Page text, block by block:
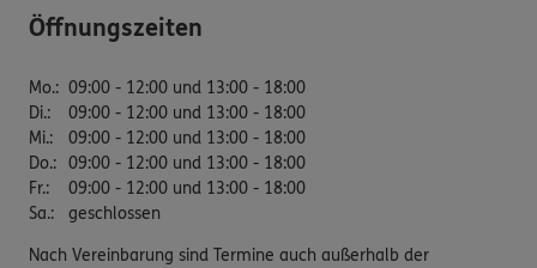
Öffnungszeiten
Mo.: 09:00 - 12:00 und 13:00 - 18:00
Di.:
09:00 - 12:00 und 13:00 - 18:00
Mi.:
09:00 - 12:00 und 13:00 - 18:00
Do.: 09:00 - 12:00 und 13:00 - 18:00
Fr.:
09:00 - 12:00 und 13:00 - 18:00
Sa.: geschlossen
Nach Vereinbarung sind Termine auch außerhalb der